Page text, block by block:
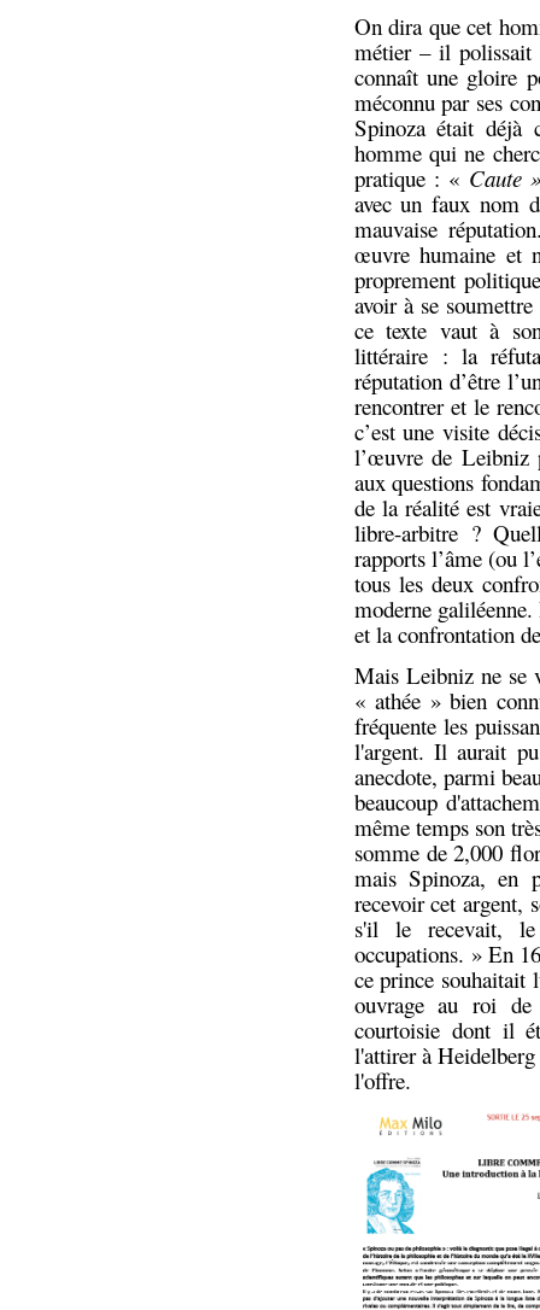
On dira que cet
métier – il polissait
connaît une gloire
méconnu par ses
Spinoza était déjà
homme qui ne
pratique : « Caute
avec un faux nom
mauvaise
œuvre humaine et
proprement
avoir à se
ce texte vaut à
littéraire : la
réputation d’être
rencontrer et le
c’est une visite
l’œuvre de Leibniz
aux questions
de la réalité est
libre-arbitre ?
rapports l’âme (ou
tous les deux
moderne
et la confrontation
Mais Leibniz ne se
« athée » bien
fréquente les
l'argent. Il aurait
anecdote, parmi
beaucoup
même temps son
somme de 2,000
mais Spinoza, en
recevoir cet argent,
s'il le recevait, le
occupations. » En
ce prince souhaitait
ouvrage au roi de
courtoisie dont il
l'attirer à
l'offre.